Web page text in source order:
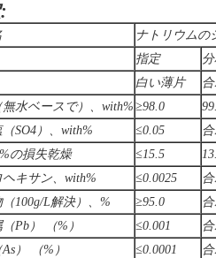
ナトリウムの
指定
白い薄片
無水ベースで）、with% ≥98.0
SO4）、with%
≤0.05
の損失乾燥
≤15.5
ヘキサン、with%
≤0.0025
100g/L解決）、%
≥95.0
Pb） （%）
≤0.001
） （%）
≤0.0001